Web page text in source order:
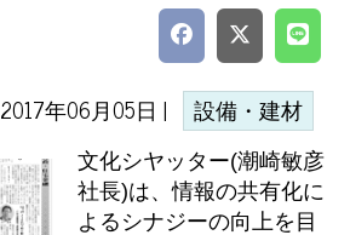
2017年06月05日 | 設備・建材
文化シヤッター(潮崎敏彦
社長)は、情報の共有化に
よるシナジーの向上を目